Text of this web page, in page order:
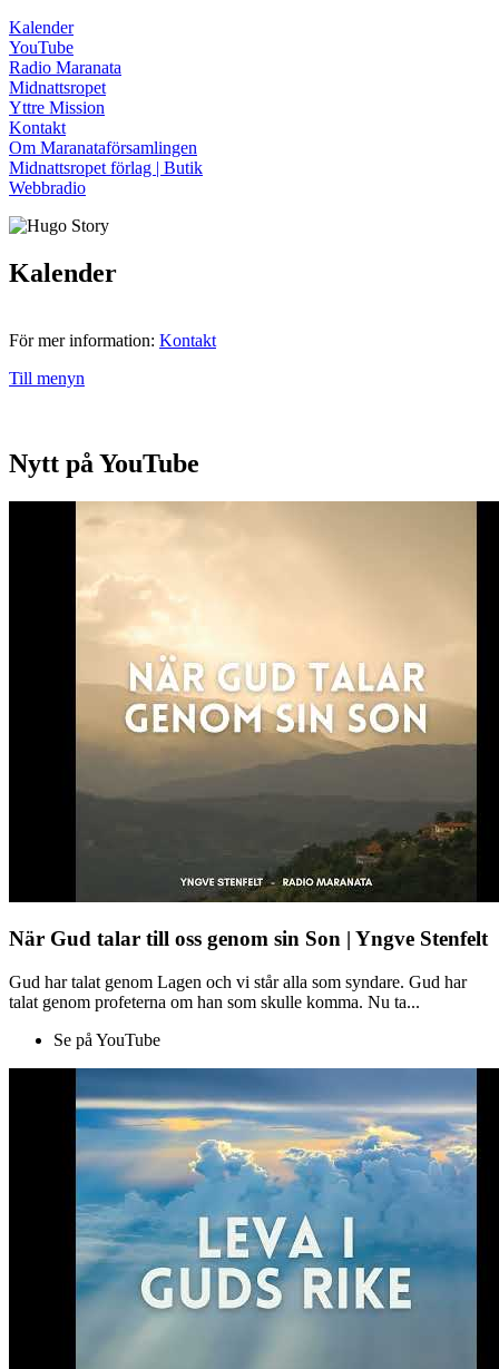
Kalender
YouTube
Radio Maranata
Midnattsropet
Yttre Mission
Kontakt
Om Maranataförsamlingen
Midnattsropet förlag | Butik
Webbradio
Kalender
För mer information: Kontakt
Till menyn
Nytt på YouTube
När Gud talar till oss genom sin Son | Yngve Stenfelt
Gud har talat genom Lagen och vi står alla som syndare. Gud har
talat genom profeterna om han som skulle komma. Nu ta...
Se på YouTube